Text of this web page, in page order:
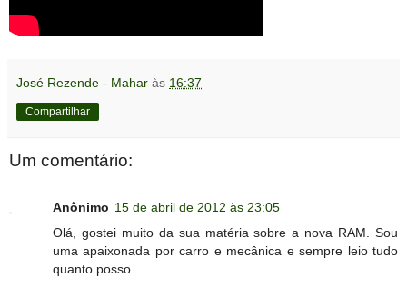
José Rezende - Mahar às 16:37
Compartilhar
Um comentário:
Anônimo 15 de abril de 2012 às 23:05
Olá, gostei muito da sua matéria sobre a nova RAM. Sou
uma apaixonada por carro e mecânica e sempre leio tudo
quanto posso.